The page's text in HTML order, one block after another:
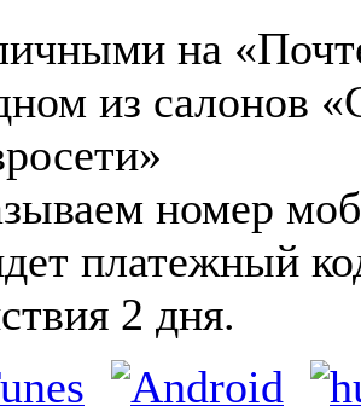
на
из салонов
номер
платежный
2 дня.